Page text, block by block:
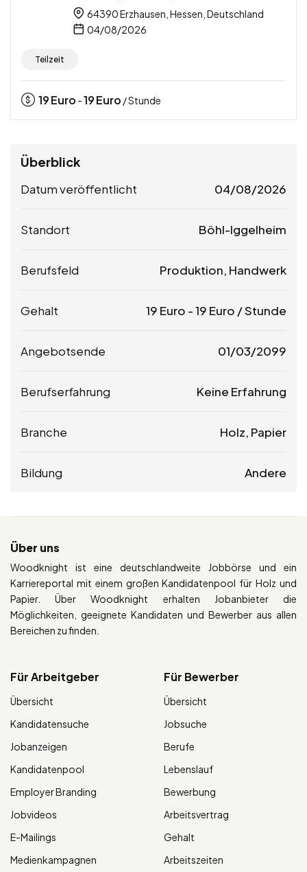
64390 Erzhausen, Hessen, Deutschland
04/08/2026
Teilzeit
19Euro -19Euro / Stunde
Überblick
Datum veröffentlicht 04/08/2026
Standort Böhl-Iggelheim
Berufsfeld Produktion, Handwerk
Gehalt 19 Euro -19 Euro / Stunde
Angebotsende 01/03/2099
Berufserfahrung Keine Erfahrung
Branche Holz, Papier
Bildung Andere
Über uns
Woodknight ist eine deutschlandweite Jobbörse und ein
Karriereportal mit einem großen Kandidatenpool für Holz und
Papier. Über Woodknight erhalten Jobanbieter die
Möglichkeiten, geeignete Kandidaten und Bewerber aus allen
Bereichen zu finden.
Für Arbeitgeber
Übersicht
Kandidatensuche
Jobanzeigen
Kandidatenpool
Employer Branding
Jobvideos
E-Mailings
Medienkampagnen
Für Bewerber
Übersicht
Jobsuche
Berufe
Lebenslauf
Bewerbung
Arbeitsvertrag
Gehalt
Arbeitszeiten